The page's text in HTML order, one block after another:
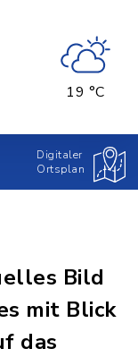
19 °C
Digitaler
Ortsplan
Bild
mit Blick
das